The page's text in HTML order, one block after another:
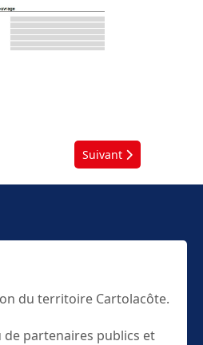
: Police du feuArticle suivant :
Suivant
du territoire Cartolacôte.
de partenaires publics et